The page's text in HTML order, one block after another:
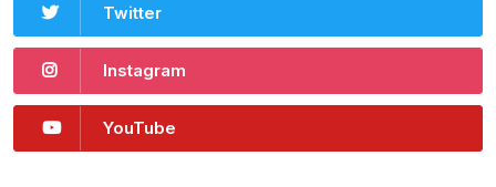
Twitter
Instagram
YouTube